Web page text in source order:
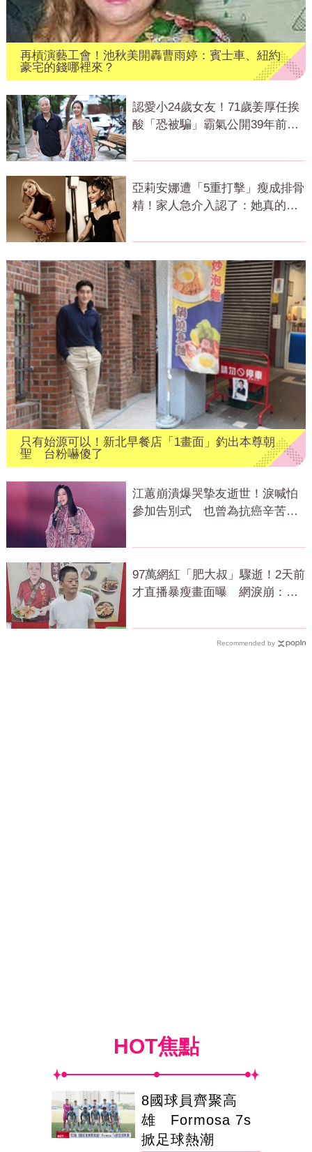
再槓演藝工會！池秋美開轟曹雨婷：賓士車、紐約
豪宅的錢哪裡來？
認愛小24歲女友！71歲姜厚任挨
酸「恐被騙」霸氣公開39年前鐵
亞莉安娜遭「5重打擊」瘦成排骨
精！家人急介入認了：她真的不
只有始源可以！新北早餐店「1畫面」釣出本尊朝
聖 台粉嚇傻了
江蕙崩潰爆哭摯友逝世！淚喊怕
參加告別式 也曾為抗癌辛苦不
97萬網紅「肥大叔」驟逝！2天前
才直播暴瘦畫面曝 網淚崩：一
Recommended by
HOT焦點
8國球員齊聚高
雄 Formosa 7s
掀足球熱潮